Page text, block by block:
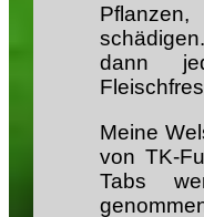
dann
Meine
von TK-
Tabs